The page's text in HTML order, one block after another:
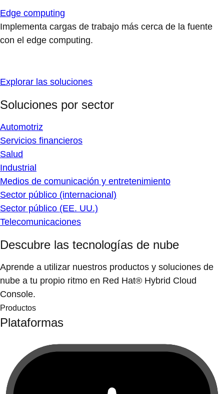
Edge computing
Implementa cargas de trabajo más cerca de la fuente
con el edge computing.
Explorar las soluciones
Soluciones por sector
Automotriz
Servicios financieros
Salud
Industrial
Medios de comunicación y entretenimiento
Sector público (internacional)
Sector público (EE. UU.)
Telecomunicaciones
Descubre las tecnologías de nube
Aprende a utilizar nuestros productos y soluciones de
nube a tu propio ritmo en Red Hat® Hybrid Cloud
Console.
Productos
Plataformas